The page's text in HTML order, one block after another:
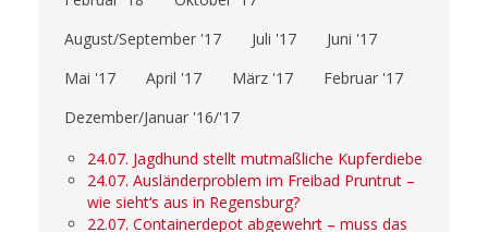
August/September '17
Juli '17
Juni '17
Mai '17
April '17 März '17
Februar '17
Dezember/Januar '16/'17
24.07. Jagdhund stellt mutmaßliche Kupferdiebe
24.07. Ausländerproblem im Freibad Pruntrut –
wie sieht‘s aus in Regensburg?
22.07. Containerdepot abgewehrt – muss das